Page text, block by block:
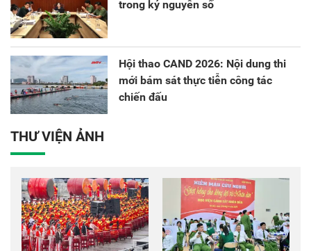
trong kỷ nguyên số
Hội thao CAND 2026: Nội dung thi
mới bám sát thực tiễn công tác
chiến đấu
THƯ VIỆN ẢNH